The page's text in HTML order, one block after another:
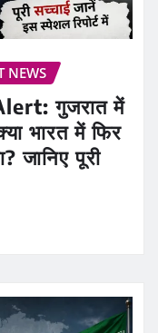
NEWS
गुजरात में
भारत में फिर
जानिए पूरी